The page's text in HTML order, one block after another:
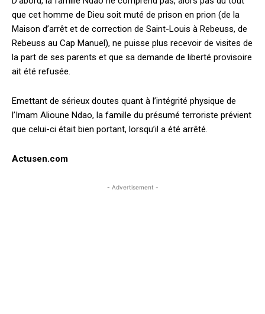
que cet homme de Dieu soit muté de prison en prion (de la
Maison d’arrêt et de correction de Saint-Louis à Rebeuss, de
Rebeuss au Cap Manuel), ne puisse plus recevoir de visites de
la part de ses parents et que sa demande de liberté provisoire
ait été refusée.
Emettant de sérieux doutes quant à l’intégrité physique de
l’Imam Alioune Ndao, la famille du présumé terroriste prévient
que celui-ci était bien portant, lorsqu’il a été arrêté.
Actusen.com
- Advertisement -